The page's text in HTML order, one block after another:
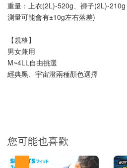
重量：上衣(2L)-520g、褲子(2L)-
測量可能會有±10g左右落差)
【規格】
男女兼用
M~4LL自由挑選
經典黑、宇宙澄兩種顏色選擇
您可能也喜歡